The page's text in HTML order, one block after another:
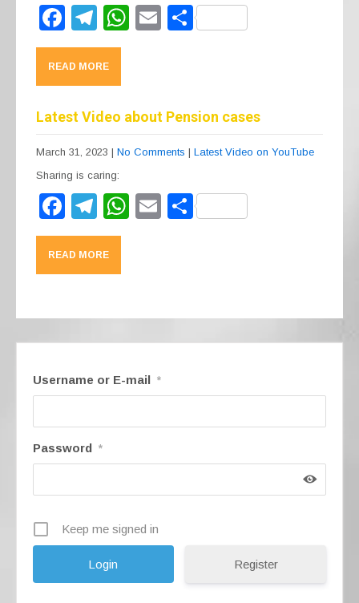
F
a
c
e
b
o
o
k
T
el
e
gr
a
m
W
A
p
E S
READ MORE
Latest Video about Pension cases
March 31, 2023 | No Comments | Latest Video on YouTube
Sharing is caring:
F
a
c
e
k
T
el
e
gr
W
E S
READ MORE
Username or E-mail *
Password *
Keep me signed in
Register